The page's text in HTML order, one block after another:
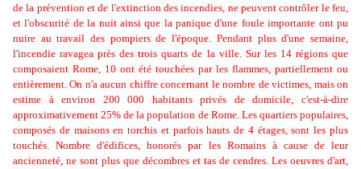
de la prévention et de l'extinction des incendies, ne peuvent contrôler le feu,
et l'obscurité de la nuit ainsi que la panique d'une foule importante ont pu
nuire au travail des pompiers de l'époque. Pendant plus d'une semaine,
l'incendie ravagea près des trois quarts de la ville. Sur les 14 régions que
composaient Rome, 10 ont été touchées par les flammes, partiellement ou
entièrement. On n'a aucun chiffre concernant le nombre de victimes, mais on
estime à environ 200 000 habitants privés de domicile, c'est-à-dire
approximativement 25% de la population de Rome. Les quartiers populaires,
composés de maisons en torchis et parfois hauts de 4 étages, sont les plus
touchés. Nombre d'édifices, honorés par les Romains à cause de leur
ancienneté, ne sont plus que décombres et tas de cendres. Les oeuvres d'art,